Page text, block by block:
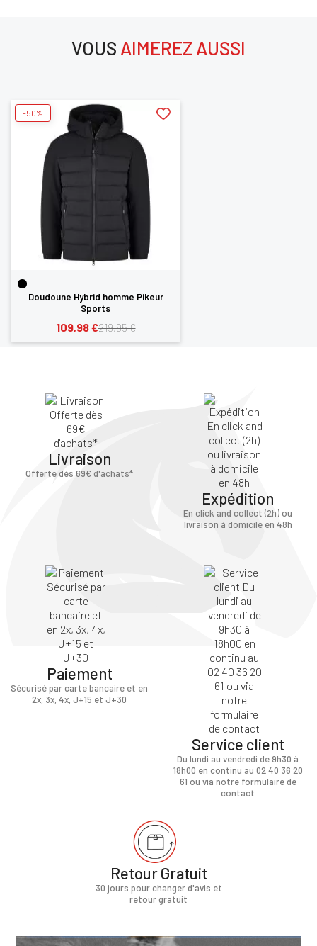
VOUS AIMEREZ AUSSI
Doudoune Hybrid homme Pikeur
Sports
219,95 €
109,98 €
-50%
Livraison
Offerte dès 69€ d'achats*
Expédition
En click and collect (2h) ou
livraison à domicile en 48h
Paiement
Sécurisé par carte bancaire et en
2x, 3x, 4x, J+15 et J+30
Service client
Du lundi au vendredi de 9h30 à
18h00 en continu au 02 40 36 20
61 ou via notre formulaire de
contact
Retour Gratuit
30 jours pour changer d'avis et
retour gratuit
ANNULER CONNECTER